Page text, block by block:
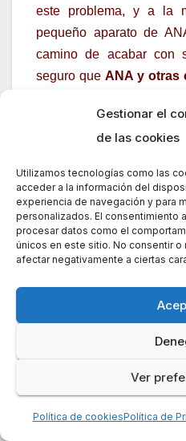
Gestionar el
de las cookies
Utilizamos tecnologías como las
acceder a la información del
experiencia de navegación y para
personalizados. El consentimiento
procesar datos como el
únicos en este sitio. No consentir
afectar negativamente a ciertas
Ver
Política de cookiesPolítica de
este problema, y a la
pequeño aparato de
camino de acabar con
seguro que ANA y otras
Navegación
de
entradas
con entrada de agua
caliente?
(“bitérmica”)
Entrada relacionada
AVANCES TECNOLÓGICOS
COVID-19
ELECTRODOMÉSTICOS
NEWS
SEGURIDAD